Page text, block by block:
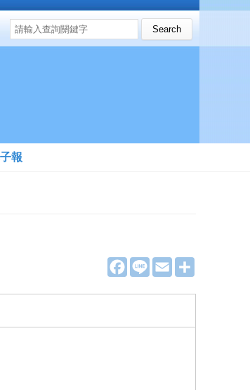
搜尋表單
Search this site
報
F
a
e
o
L
e
E
m
i